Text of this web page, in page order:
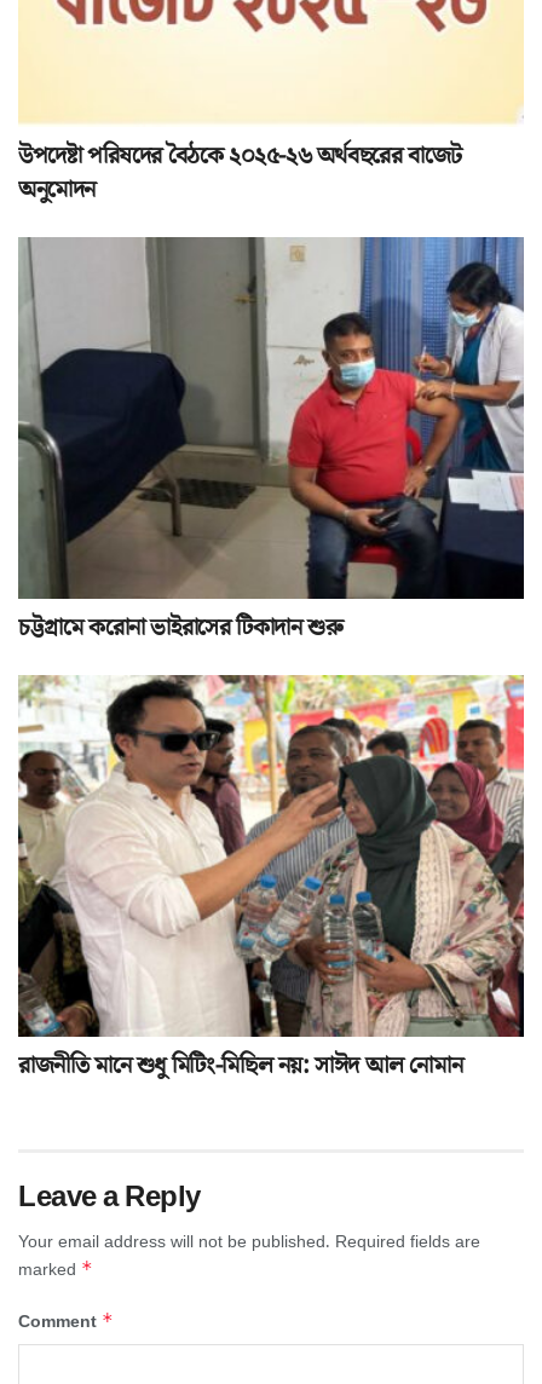
উপদেষ্টা পরিষদের বৈঠকে ২০২৫-২৬ অর্থবছরের বাজেট
অনুমোদন
চট্টগ্রামে করোনা ভাইরাসের টিকাদান শুরু
রাজনীতি মানে শুধু মিটিং-মিছিল নয়: সাঈদ আল নোমান
Leave a Reply
Your email address will not be published. Required fields are
marked *
Comment *